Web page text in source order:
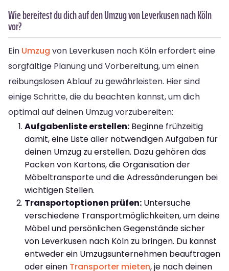
Wie bereitest du dich auf den Umzug von Leverkusen nach Köln
vor?
Ein Umzug von Leverkusen nach Köln erfordert eine
sorgfältige Planung und Vorbereitung, um einen
reibungslosen Ablauf zu gewährleisten. Hier sind
einige Schritte, die du beachten kannst, um dich
optimal auf deinen Umzug vorzubereiten:
Aufgabenliste erstellen: Beginne frühzeitig
damit, eine Liste aller notwendigen Aufgaben für
deinen Umzug zu erstellen. Dazu gehören das
Packen von Kartons, die Organisation der
Möbeltransporte und die Adressänderungen bei
wichtigen Stellen.
Transportoptionen prüfen: Untersuche
verschiedene Transportmöglichkeiten, um deine
Möbel und persönlichen Gegenstände sicher
von Leverkusen nach Köln zu bringen. Du kannst
entweder ein Umzugsunternehmen beauftragen
oder einen Transporter mieten, je nach deinen